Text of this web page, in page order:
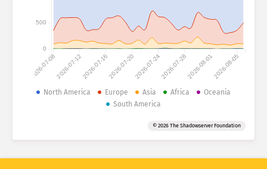
डेटा सेट2026-07-082026-07-122026-07-162026-07-202026-07-242026-07-282026-08-012026-08-05
0
500
North America Europe Asia Africa
Oceania
South America
© 2026 The Shadowserver Foundation